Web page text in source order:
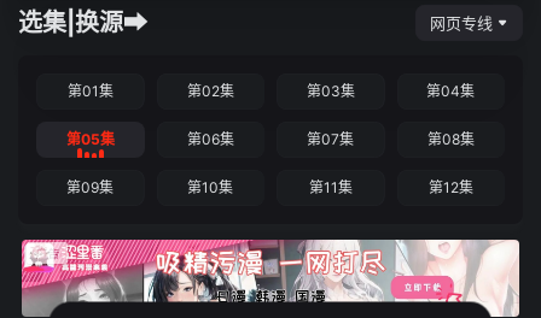
选集|换源➡ 网页专线
第01集 第02集 第03集 第04集
第05集 第06集 第07集 第08集
第09集 第10集 第11集 第12集